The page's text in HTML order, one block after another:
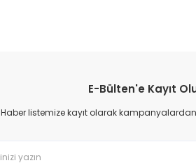
E-Bülten'e Kayıt
Haber listemize kayıt olarak